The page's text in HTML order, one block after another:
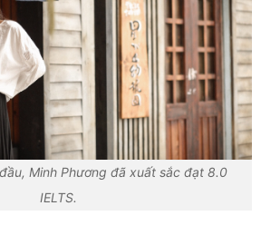
Minh Phương đã xuất sắc đạt 8.0
IELTS.